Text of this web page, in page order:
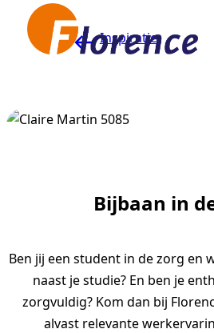
Naar hoofdinhoud
Inspiratie
Bijbaan in
Ben jij een student in de zorg en
naast je studie? En ben je
zorgvuldig? Kom dan bij
alvast relevante